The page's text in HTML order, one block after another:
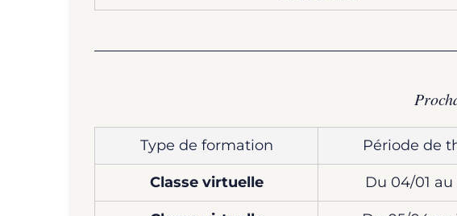
Type de formation Période de
Classe virtuelle Du 04/01 au